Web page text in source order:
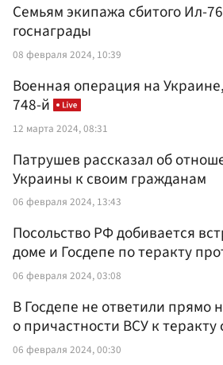
Семьям экипажа сбитого Ил-
госнаграды
08 февраля 2024, 10:39
Военная операция на
748-й
12 марта 2024, 08:31
Патрушев рассказал об
Украины к своим гражданам
06 февраля 2024, 13:43
Посольство РФ добивается
доме и Госдепе по теракту
06 февраля 2024, 03:08
В Госдепе не ответили прямо
о причастности ВСУ к теракту
06 февраля 2024, 00:30